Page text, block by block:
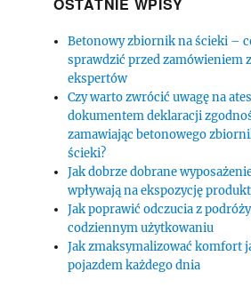
Betonowy zbiornik na ścieki –
sprawdzić przed zamówieniem
ekspertów
Czy warto zwrócić uwagę na
dokumentem deklaracji
zamawiając betonowego
ścieki?
Jak dobrze dobrane
wpływają na ekspozycję
Jak poprawić odczucia z
codziennym użytkowaniu
Jak zmaksymalizować komfort
pojazdem każdego dnia